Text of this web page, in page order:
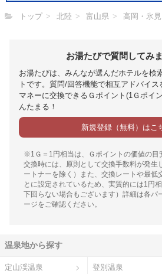
トップ 北陸 富山県 高岡・氷
お湯たびで質問してみ
お湯たびは、みんなが選んだホテルを検
トです。質問/回答機能で相互アドバイ
マネーに交換できるＧポイント(1Ｇポイ
んたまる！
新規登録（無料）はこ
※1Ｇ＝1円相当は、Ｇポイントの価値の目
交換時には、原則として交換手数料が発生
ートナーを除く）また、交換レートや最低
とに設定されているため、実質的には1円
下回らない場合もございます）詳細は各パ
ージをご確認ください。
温泉地から探す
定山渓温泉 登別温泉